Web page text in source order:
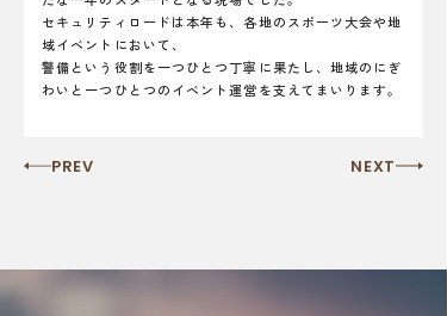
セキュリティロードは本年も、各地のスポーツ大会や地
域イベントにおいて、
警備という役割を一つひとつ丁寧に果たし、地域のにぎ
わいと一つひとつのイベント運営を支えてまいります。
PREV NEXT